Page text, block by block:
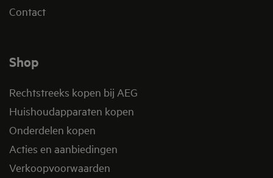
Contact
Shop
Rechtstreeks kopen bij AEG
Huishoudapparaten kopen
Onderdelen kopen
Acties en aanbiedingen
Verkoopvoorwaarden